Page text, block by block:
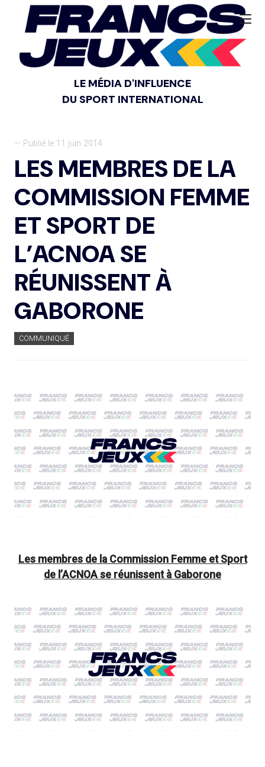
LE MÉDIA D'INFLUENCE
DU SPORT INTERNATIONAL
— Publié le 11 juin 2014
LES MEMBRES DE LA
COMMISSION FEMME
ET SPORT DE
L’ACNOA SE
RÉUNISSENT À
GABORONE
COMMUNIQUÉ
Les membres de la Commission Femme et Sport
de l’ACNOA se réunissent à Gaborone